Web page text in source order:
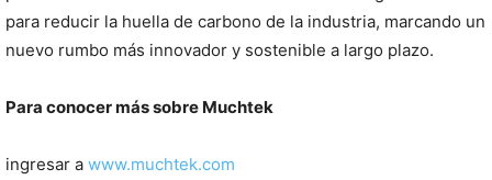
para reducir la huella de carbono de la industria, marcando un
nuevo rumbo más innovador y sostenible a largo plazo.
Para conocer más sobre Muchtek
ingresar a www.muchtek.com